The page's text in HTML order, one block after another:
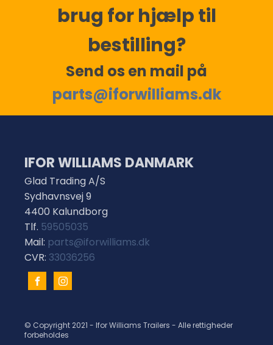
brug for hjælp til
bestilling?
Send os en mail på
parts@iforwilliams.dk
IFOR WILLIAMS DANMARK
Glad Trading A/S
Sydhavnsvej 9
4400 Kalundborg
Tlf. 59505035
Mail: parts@iforwilliams.dk
CVR: 33036256
© Copyright 2021 - Ifor Williams Trailers - Alle rettigheder
forbeholdes